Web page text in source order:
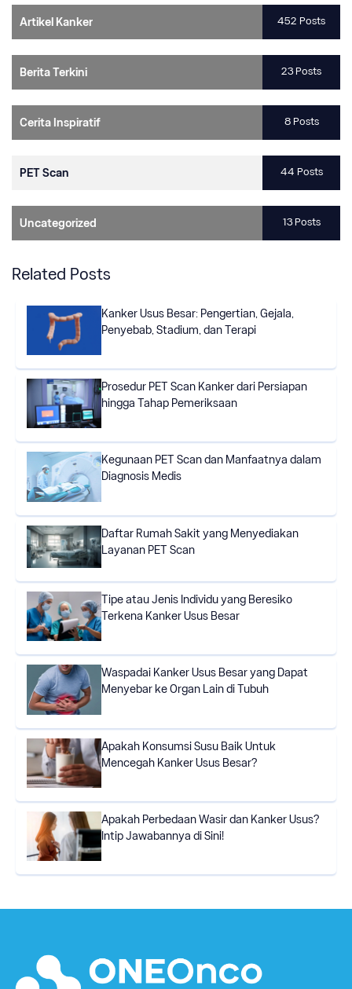
Artikel Kanker 452 Posts
Berita Terkini 23 Posts
Cerita Inspiratif 8 Posts
PET Scan 44 Posts
Uncategorized 13 Posts
Related Posts
Kanker Usus Besar: Pengertian, Gejala,
Penyebab, Stadium, dan Terapi
Prosedur PET Scan Kanker dari Persiapan
hingga Tahap Pemeriksaan
Kegunaan PET Scan dan Manfaatnya dalam
Diagnosis Medis
Daftar Rumah Sakit yang Menyediakan
Layanan PET Scan
Tipe atau Jenis Individu yang Beresiko
Terkena Kanker Usus Besar
Waspadai Kanker Usus Besar yang Dapat
Menyebar ke Organ Lain di Tubuh
Apakah Konsumsi Susu Baik Untuk
Mencegah Kanker Usus Besar?
Apakah Perbedaan Wasir dan Kanker Usus?
Intip Jawabannya di Sini!